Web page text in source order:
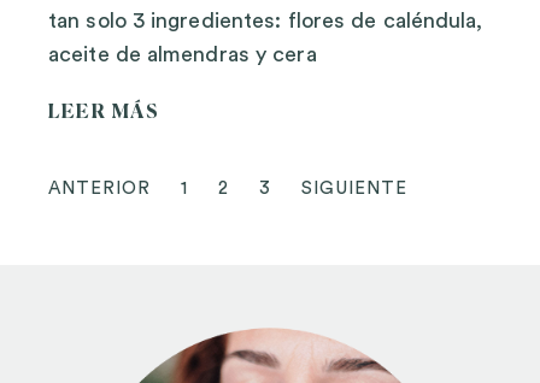
tan solo 3 ingredientes: flores de caléndula,
aceite de almendras y cera
LEER MÁS
ANTERIOR 1 2 3 SIGUIENTE